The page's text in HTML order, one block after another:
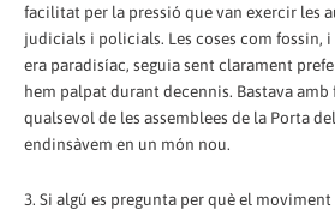
facilitat per la pressió que van exercir les
judicials i policials. Les coses com fossin,
era paradisíac, seguia sent clarament
hem palpat durant decennis. Bastava amb
qualsevol de les assemblees de la Porta
endinsàvem en un món nou.
3. Si algú es pregunta per què el